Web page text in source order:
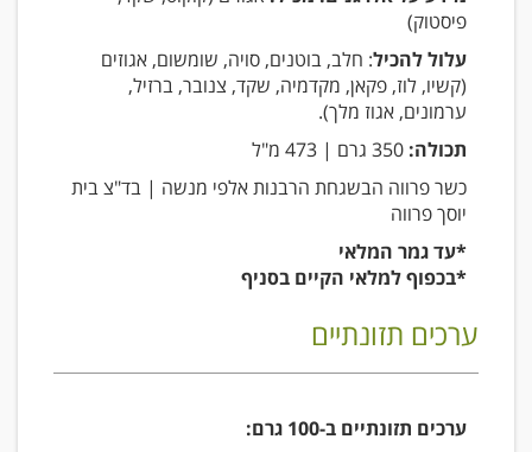
פיסטוק)
עלול להכיל: חלב, בוטנים, סויה, שומשום, אגוזים
(קשיו, לוז, פקאן, מקדמיה, שקד, צנובר, ברזיל,
ערמונים, אגוז מלך).
תכולה: 350 גרם | 473 מ"ל
כשר פרווה הבשגחת הרבנות אלפי מנשה | בד"צ בית
יוסך פרווה
*עד גמר המלאי
*בכפוף למלאי הקיים בסניף
ערכים תזונתיים
ערכים תזונתיים ב-100 גרם: